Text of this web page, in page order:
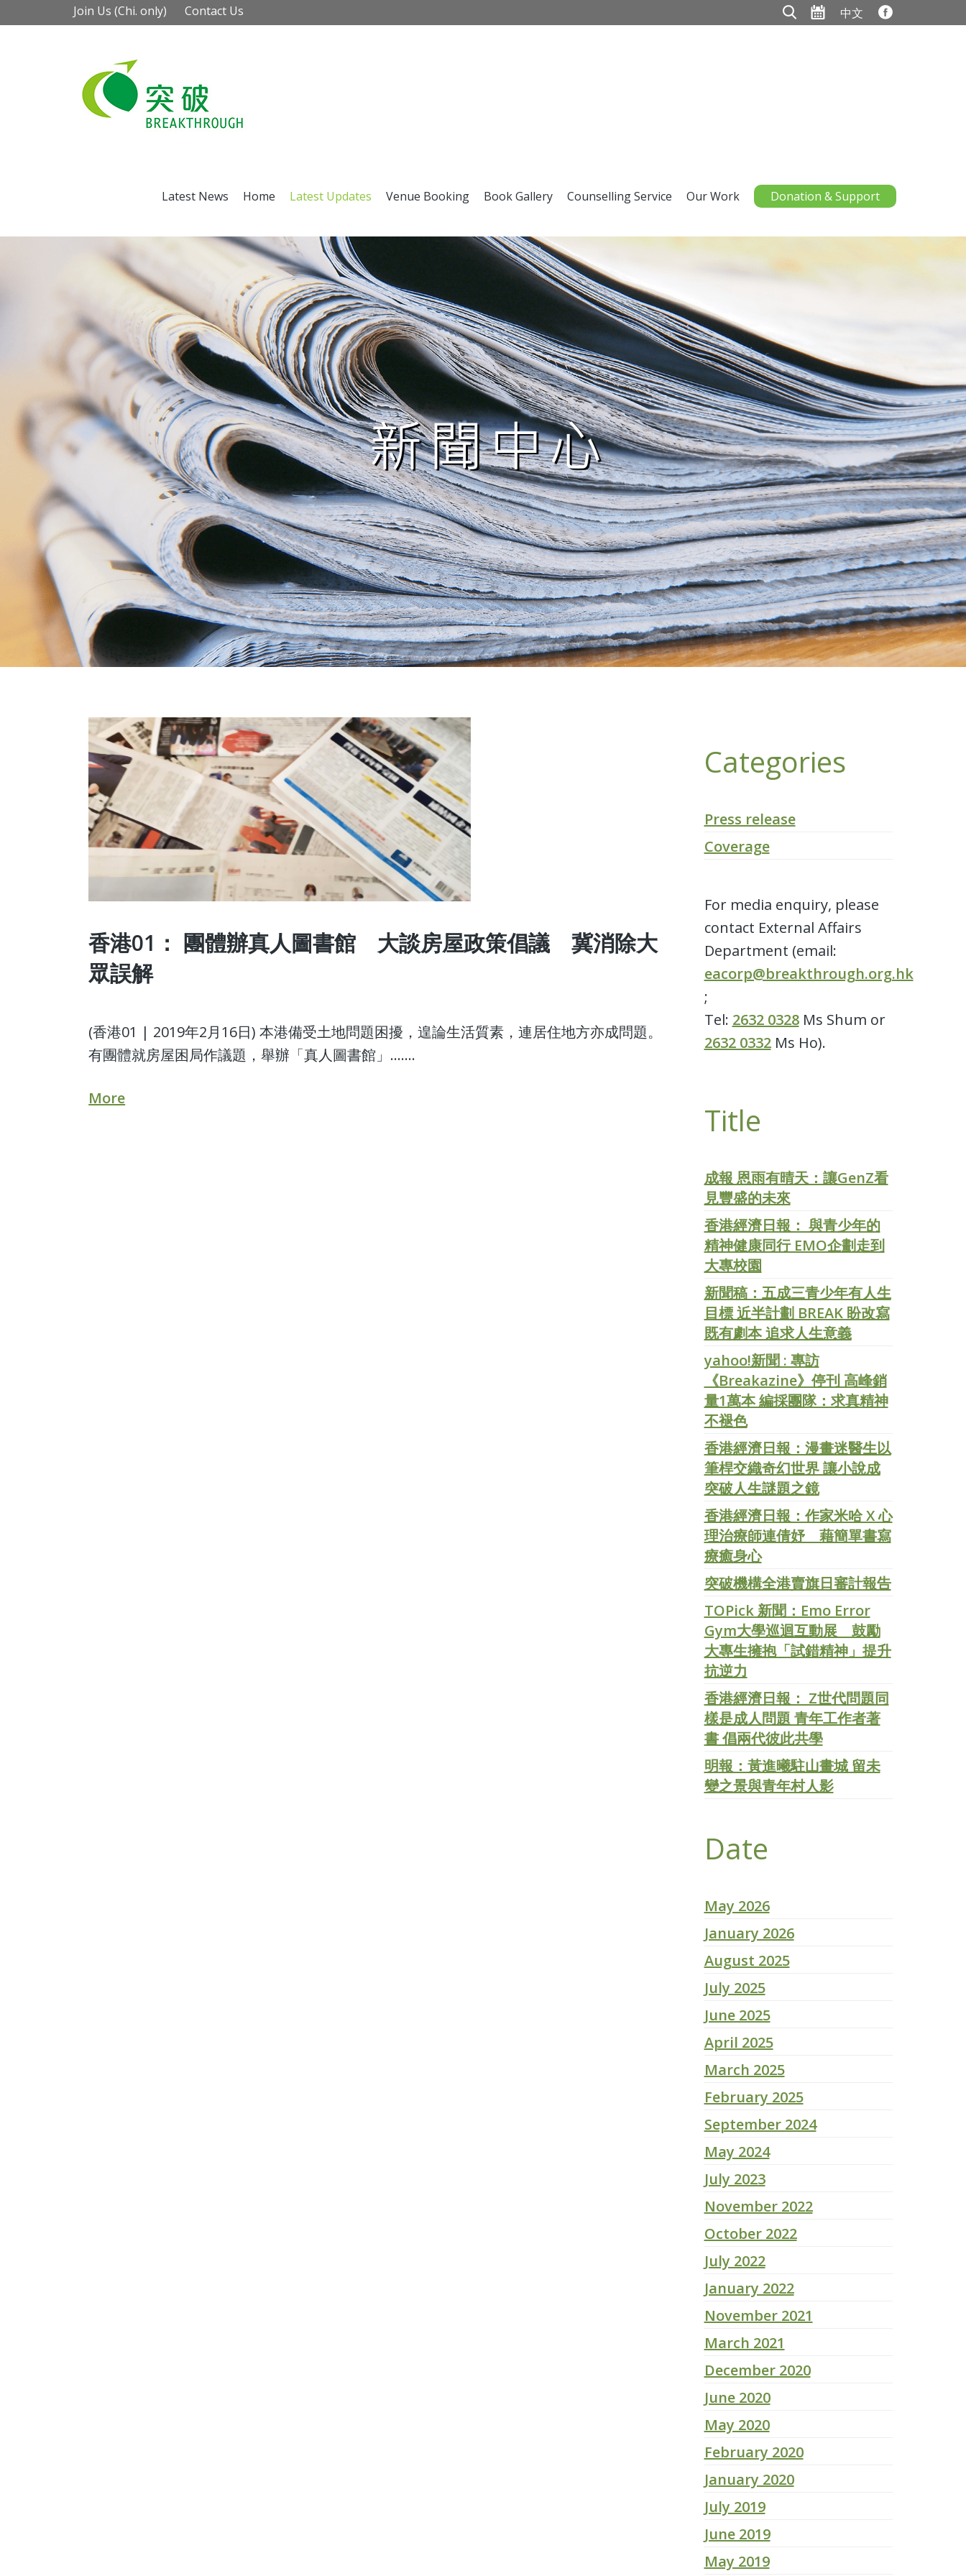
Join Us (Chi. only) Contact Us 中文
Latest News Home Latest Updates Venue Booking Book Gallery Counselling Service Our Work Donation & Support
香港01： 團體辦真人圖書館 大談房屋政策倡議 冀消除大
眾誤解
(香港01 | 2019年2月16日) 本港備受土地問題困擾，遑論生活質素，連居住地方亦成問題。
有團體就房屋困局作議題，舉辦「真人圖書館」.......
More
Categories
Press release
Coverage
For media enquiry, please
contact External Affairs
Department (email:
eacorp@breakthrough.org.hk
;
Tel: 2632 0328Ms Shum or
2632 0332Ms Ho).
Title
成報 恩雨有晴天：讓GenZ看
見豐盛的未來
香港經濟日報： 與青少年的
精神健康同行 EMO企劃走到
大專校園
新聞稿：五成三青少年有人生
目標 近半計劃 BREAK 盼改寫
既有劇本 追求人生意義
yahoo!新聞 : 專訪
《Breakazine》停刊 高峰銷
量1萬本 編採團隊：求真精神
不褪色
香港經濟日報：漫畫迷醫生以
筆桿交織奇幻世界 讓小說成
突破人生謎題之鏡
香港經濟日報：作家米哈 X 心
理治療師連倩妤 藉簡單書寫
療癒身心
突破機構全港賣旗日審計報告
TOPick 新聞：Emo Error
Gym大學巡迴互動展 鼓勵
大專生擁抱「試錯精神」提升
抗逆力
香港經濟日報： Z世代問題同
樣是成人問題 青年工作者著
書 倡兩代彼此共學
明報：黃進曦駐山畫城 留未
變之景與青年村人影
Date
May 2026
January 2026
August 2025
July 2025
June 2025
April 2025
March 2025
February 2025
September 2024
May 2024
July 2023
November 2022
October 2022
July 2022
January 2022
November 2021
March 2021
December 2020
June 2020
May 2020
February 2020
January 2020
July 2019
June 2019
May 2019